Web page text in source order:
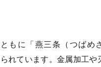
もに「燕三条（つばめ
れています。金属加工や